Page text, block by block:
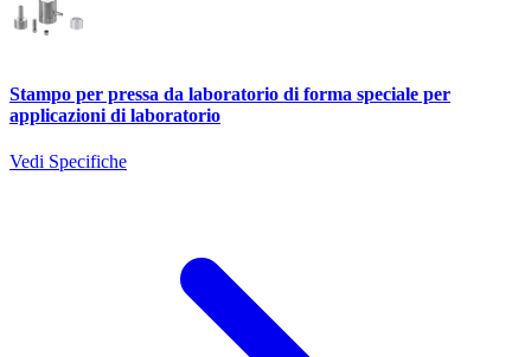
Stampo per pressa da laboratorio di forma speciale per
applicazioni di laboratorio
Vedi Specifiche